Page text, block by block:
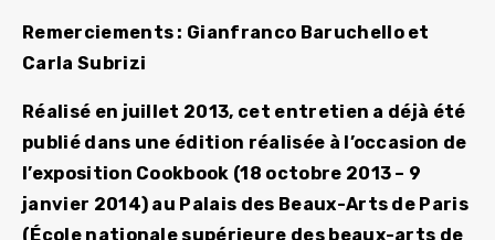
Remerciements : Gianfranco Baruchello et
Carla Subrizi
Réalisé en juillet 2013, cet entretien a déjà été
publié dans une édition réalisée à l’occasion de
l’exposition Cookbook (18 octobre 2013 – 9
janvier 2014) au Palais des Beaux-Arts de Paris
(École nationale supérieure des beaux-arts de